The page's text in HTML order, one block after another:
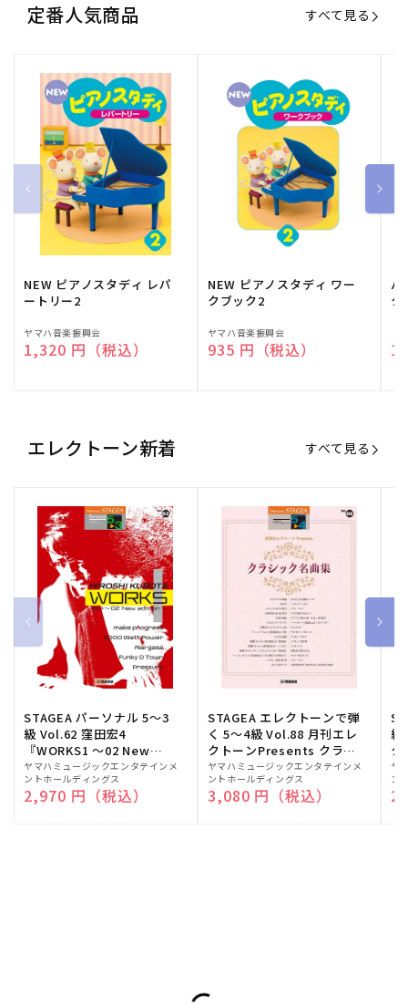
定番人気商品 すべて見る
NEW ピアノスタディ レパ
ートリー2
販
売
ヤマハ音楽振興会
通常価格
1,320 円（税込）
NEW ピアノスタディ ワー
クブック2
販
売
ヤマハ音楽振興会
通常価格
935 円（税込）
バ
ク
売
エレクトーン新着 すべて見る
STAGEA パーソナル 5～3
級 Vol.62 窪田宏4
『WORKS1 ～02 New
edition～』
販
売
元:
ヤマハミュージックエンタテインメ
ントホールディングス
通常価格
2,970 円（税込）
STAGEA エレクトーンで弾
く 5～4級 Vol.88 月刊エレ
クトーンPresents クラシ
ック名曲集
販
売
元:
ヤマハミュージックエンタテインメ
ントホールディングス
通常価格
3,080 円（税込）
級
ク
販
売
元:
ヤ
ン